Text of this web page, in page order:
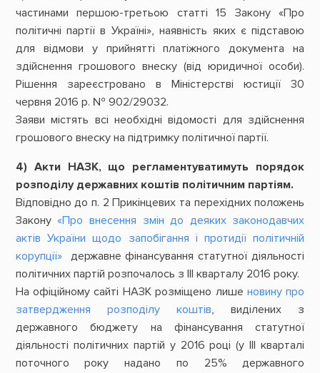
частинами першою-третьою статті 15 Закону «Про
політичні партії в Україні», наявність яких є підставою
для відмови у прийнятті платіжного документа на
здійснення грошового внеску (від юридичної особи).
Рішення зареєстровано в Міністерстві юстиції 30
червня 2016 р. № 902/29032.
Заяви містять всі необхідні відомості для здійснення
грошового внеску на підтримку політичної партії.
4) Акти НАЗК, що регламентуватимуть порядок
розподілу державних коштів політичним партіям.
Відповідно до п. 2 Прикінцевих та перехідних положень
Закону«Про внесення змін до деяких законодавчих
актів України щодо запобігання і протидії політичній
корупції»державне фінансування статутної діяльності
політичних партій розпочалось з III кварталу 2016 року.
На офіційному сайті НАЗК розміщено лише новину про
затвердження розподілу коштів, виділених з
державного бюджету на фінансування статутної
діяльності політичних партій у 2016 році (у ІІІ кварталі
поточного року надано по 25% державного